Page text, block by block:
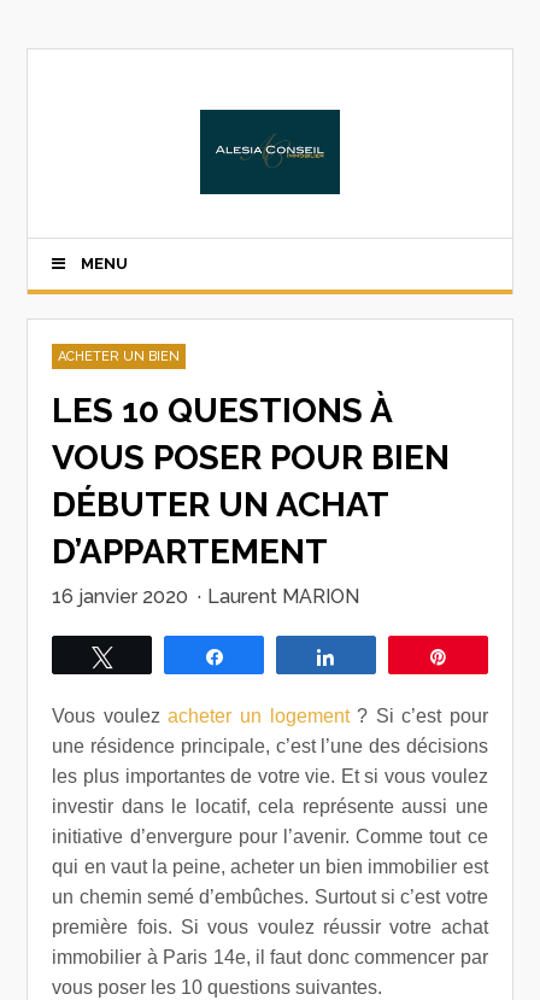
MENU
ACHETER UN BIEN
LES 10 QUESTIONS À
VOUS POSER POUR BIEN
DÉBUTER UN ACHAT
D’APPARTEMENT
16 janvier 2020 · Laurent MARION
Vous voulezacheter un logement? Si c’est pour
une résidence principale, c’est l’une des décisions
les plus importantes de votre vie. Et si vous voulez
investir dans le locatif, cela représente aussi une
initiative d’envergure pour l’avenir. Comme tout ce
qui en vaut la peine, acheter un bien immobilier est
un chemin semé d’embûches. Surtout si c’est votre
première fois. Si vous voulez réussir votre achat
immobilier à Paris 14e, il faut donc commencer par
vous poser les 10 questions suivantes.